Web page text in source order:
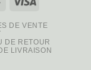
DE VENTE
DE RETOUR
LIVRAISON